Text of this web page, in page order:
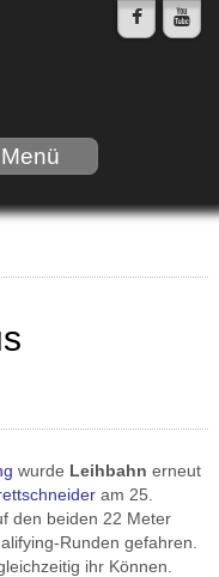
Menü
wurde Leihbahn erneut
am 25.
den beiden 22 Meter
Runden gefahren.
ihr Können.